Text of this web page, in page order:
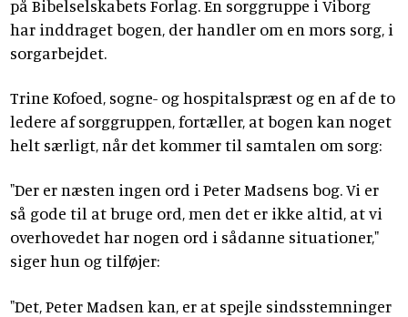
på Bibelselskabets Forlag. En sorggruppe i Viborg
har inddraget bogen, der handler om en mors sorg, i
sorgarbejdet.
Trine Kofoed, sogne- og hospitalspræst og en af de to
ledere af sorggruppen, fortæller, at bogen kan noget
helt særligt, når det kommer til samtalen om sorg:
"Der er næsten ingen ord i Peter Madsens bog. Vi er
så gode til at bruge ord, men det er ikke altid, at vi
overhovedet har nogen ord i sådanne situationer,"
siger hun og tilføjer:
"Det, Peter Madsen kan, er at spejle sindsstemninger